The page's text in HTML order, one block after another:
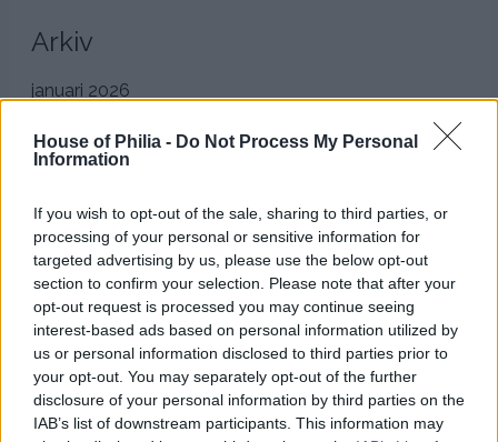
House of Philia - Do Not Process My Personal
Information
If you wish to opt-out of the sale, sharing to third parties, or
processing of your personal or sensitive information for
targeted advertising by us, please use the below opt-out
section to confirm your selection. Please note that after your
opt-out request is processed you may continue seeing
interest-based ads based on personal information utilized by
us or personal information disclosed to third parties prior to
your opt-out. You may separately opt-out of the further
disclosure of your personal information by third parties on the
IAB’s list of downstream participants. This information may
Arkiv
januari 2026
november 2025
oktober 2025
juli 2025
juni 2025
maj 2025
april 2025
mars 2025
februari 2025
december 2024
november 2024
oktober 2024
september 2024